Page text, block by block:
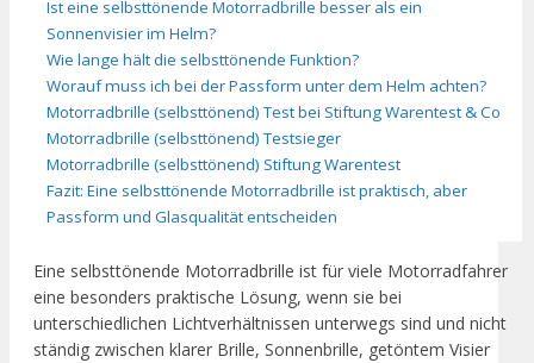
Ist eine selbsttönende Motorradbrille besser als ein
Sonnenvisier im Helm?
Wie lange hält die selbsttönende Funktion?
Worauf muss ich bei der Passform unter dem Helm achten?
Motorradbrille (selbsttönend) Test bei Stiftung Warentest & Co
Motorradbrille (selbsttönend) Testsieger
Motorradbrille (selbsttönend) Stiftung Warentest
Fazit: Eine selbsttönende Motorradbrille ist praktisch, aber
Passform und Glasqualität entscheiden
Eine selbsttönende Motorradbrille ist für viele Motorradfahrer
eine besonders praktische Lösung, wenn sie bei
unterschiedlichen Lichtverhältnissen unterwegs sind und nicht
ständig zwischen klarer Brille, Sonnenbrille, getöntem Visier